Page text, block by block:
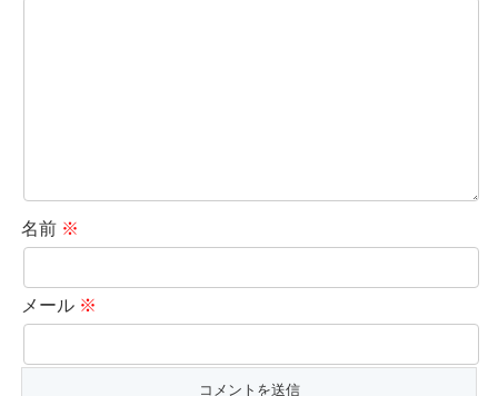
名前 ※
メール ※